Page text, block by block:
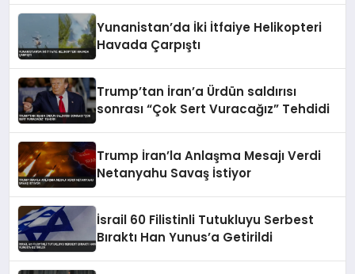
Yunanistan’da İki İtfaiye Helikopteri
Havada Çarpıştı
Trump’tan İran’a Ürdün saldırısı
sonrası “Çok Sert Vuracağız” Tehdidi
Trump İran’la Anlaşma Mesajı Verdi
Netanyahu Savaş İstiyor
İsrail 60 Filistinli Tutukluyu Serbest
Bıraktı Han Yunus’a Getirildi